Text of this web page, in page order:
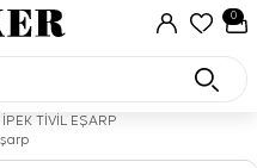
0
TİVİL EŞARP